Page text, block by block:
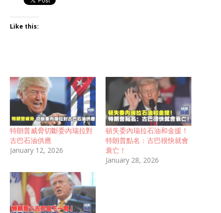
Like this:
特朗普威脅切斷委內瑞拉對
古巴石油供應
January 12, 2026
頓失委內瑞拉石油和金援！
特朗普點名：古巴很快就會
衰亡！
January 28, 2026